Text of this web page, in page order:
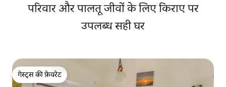
परिवार और पालतू जीवों के लिए किराए पर
उपलब्ध सही घर
गेस्ट्स की फ़ेवरेट
गेस्ट्स की फ़ेवरेट